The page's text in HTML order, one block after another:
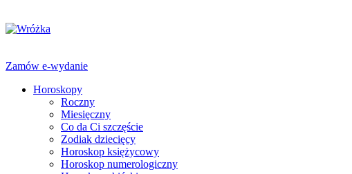
Zamów e-wydanie
Horoskopy
Roczny
Miesięczny
Co da Ci szczęście
Zodiak dziecięcy
Horoskop księżycowy
Horoskop numerologiczny